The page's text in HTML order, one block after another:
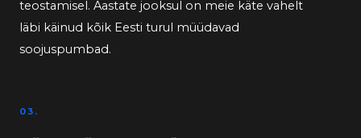
teostamisel. Aastate jooksul on meie käte vahelt
läbi käinud kõik Eesti turul müüdavad
soojuspumbad.
03.